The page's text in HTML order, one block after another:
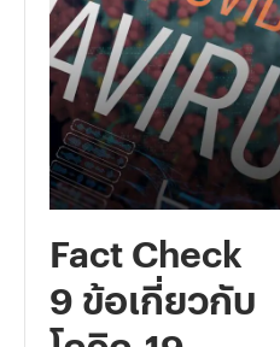
Fact Check
9 ข้อเกี่ยวกับ